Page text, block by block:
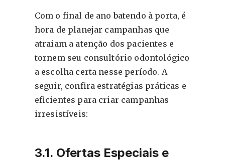
Com o final de ano batendo à porta, é
hora de planejar campanhas que
atraiam a atenção dos pacientes e
tornem seu consultório odontológico
a escolha certa nesse período. A
seguir, confira estratégias práticas e
eficientes para criar campanhas
irresistíveis:
3.1. Ofertas Especiais e